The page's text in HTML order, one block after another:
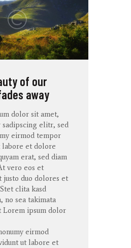
of our
away
dolor sit amet,
sadipscing elitr, sed
eirmod tempor
labore et dolore
erat, sed diam
vero eos et
justo duo dolores et
clita kasd
, no sea takimata
Lorem ipsum dolor
eirmod
ut labore et